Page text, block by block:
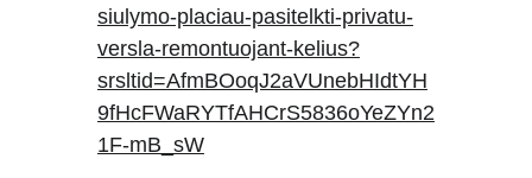
siulymo-placiau-pasitelkti-privatu-
versla-remontuojant-kelius?
srsltid=AfmBOoqJ2aVUnebHIdtYH
9fHcFWaRYTfAHCrS5836oYeZYn2
1F-mB_sW